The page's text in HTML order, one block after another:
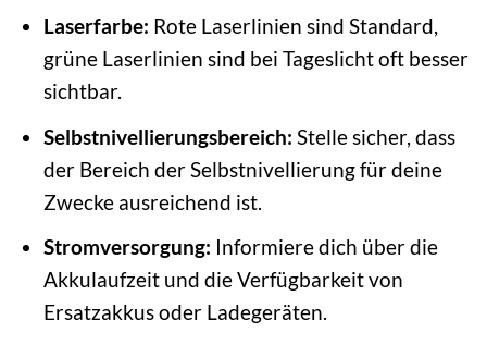
Laserfarbe: Rote Laserlinien sind Standard,
grüne Laserlinien sind bei Tageslicht oft besser
sichtbar.
Selbstnivellierungsbereich: Stelle sicher, dass
der Bereich der Selbstnivellierung für deine
Zwecke ausreichend ist.
Stromversorgung: Informiere dich über die
Akkulaufzeit und die Verfügbarkeit von
Ersatzakkus oder Ladegeräten.